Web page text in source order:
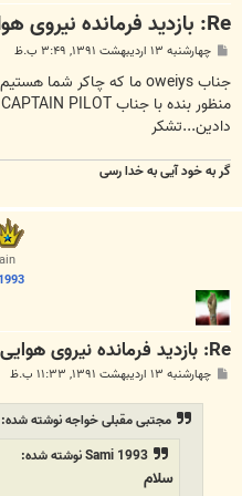
Re: بازدید فرمانده نیروی هوایی عمان از مرکز اورهال ...
س
ت
چهارشنبه ۱۳ اردیبهشت ۱۳۹۱, ۳:۴۹ ب.ظ
جناب oweiys ما که چاکر شما هستیم ....
دادین...تشکر
گر به خود آیی به خدا رسی
Re: بازدید فرمانده نیروی هوایی عمان از مرکز اورهال ...
س
چهارشنبه ۱۳ اردیبهشت ۱۳۹۱, ۱۱:۳۳ ب.ظ
مجتبی مقبلی خواجه نوشته شده:
Sami 1993 نوشته شده:
سلام